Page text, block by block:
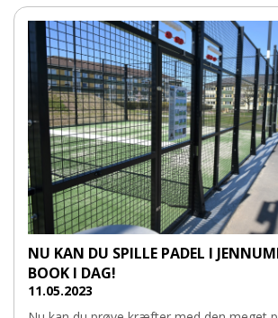
NU KAN DU SPILLE PADEL I
BOOK I DAG!
11.05.2023